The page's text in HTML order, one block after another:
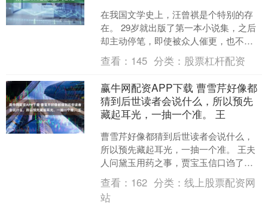
在我国文学史上，汪曾祺是个特别的存
在。 29岁就出版了第一本小说集，之后
却主动停笔，即使被众人催更，也不为
所动。 他一生留下了400多万字，可其中
的90%，都写....
查看： 145 分类： 股票杠杆配资
赢牛网配资APP下载 曹雪芹好像都
猜到后世读者会说什么，所以预先
藏起耳光，一抽一个准。 王
曹雪芹好像都猜到后世读者会说什么，
所以预先藏起耳光，一抽一个准。 王夫
人问黛玉用药之事，贾宝玉信口诌了一
个方子，主药是古墓里死人头上的珍
珠。 ——这是百分之二百....
查看： 162 分类：线上股票配资网
站